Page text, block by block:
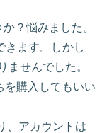
？悩みました。
きます。しかし
ませんでした。
を購入してもいい
、アカウントは